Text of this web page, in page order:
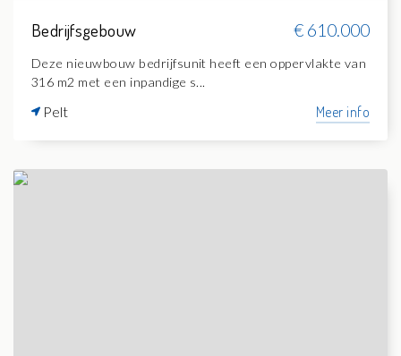
Bedrijfsgebouw € 610.000
Deze nieuwbouw bedrijfsunit heeft een oppervlakte van
316 m2 met een inpandige s...
Pelt Meer info